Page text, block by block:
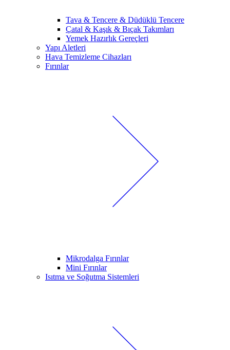
Tava & Tencere & Düdüklü Tencere
Çatal & Kaşık & Bıçak Takımları
Yemek Hazırlık Gereçleri
Yapı Aletleri
Hava Temizleme Cihazları
Fırınlar
Mikrodalga Fırınlar
Mini Fırınlar
Isıtma ve Soğutma Sistemleri